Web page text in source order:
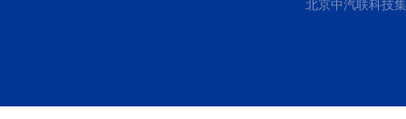
北京中汽联科技